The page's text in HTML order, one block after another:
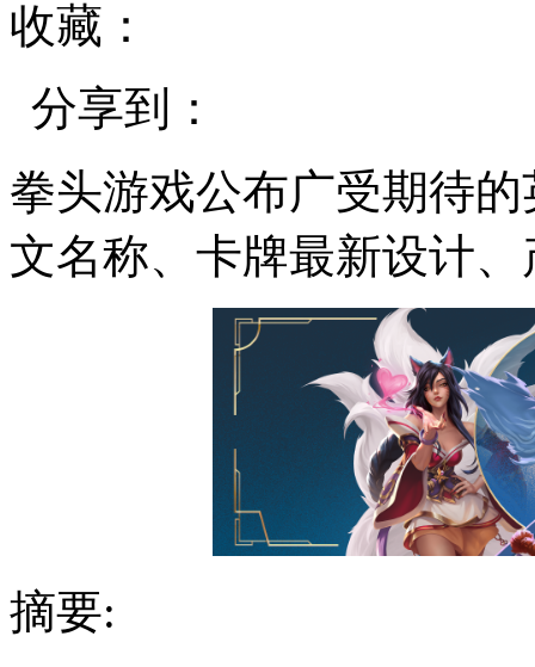
收藏：
分享到：
拳头游戏公布广受期待
文名称、卡牌最新设计
摘要: